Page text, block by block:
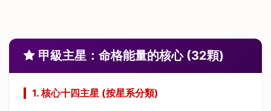
甲級主星：命格能量的核心 (32顆)
1. 核心十四主星 (按星系分類)